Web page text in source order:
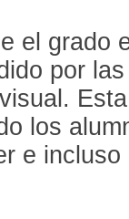
el grado
por
los
e